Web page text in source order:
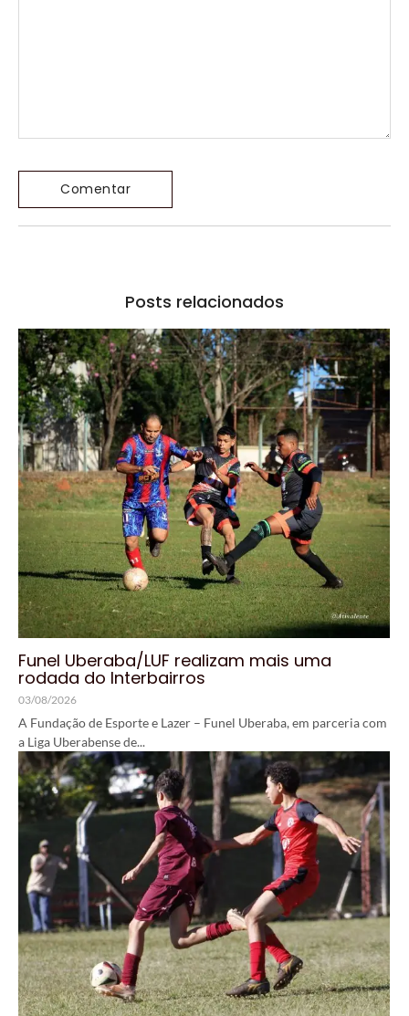
Posts relacionados
Funel Uberaba/LUF realizam mais uma
rodada do Interbairros
03/08/2026
A Fundação de Esporte e Lazer – Funel Uberaba, em parceria com
a Liga Uberabense de...